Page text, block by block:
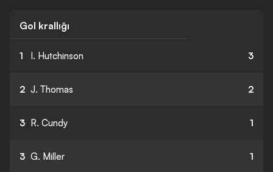
Gol krallığı
1 I. Hutchinson 3
2 J. Thomas 2
3 R. Cundy 1
3 G. Miller 1